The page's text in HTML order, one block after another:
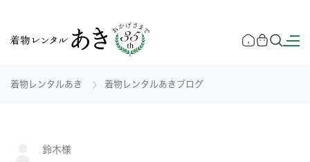
着物レンタルあき 着物レンタルあきブログ
鈴木様